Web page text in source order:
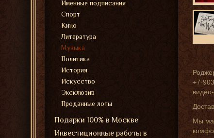
+7-
Мы
Именные подписания
Спорт
Кино
Литература
Музыка
Политика
История
Искусство
Эксклюзив
Проданные лоты
Подарки 100% в Москве
Инвестиционные работы в